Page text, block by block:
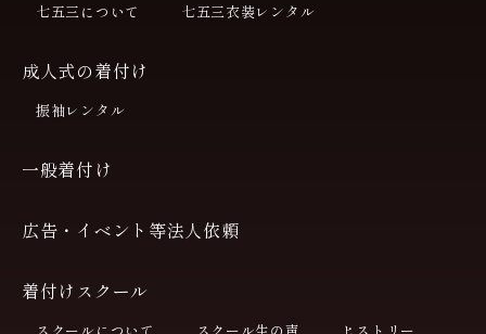
七五三について 七五三衣装レンタル
成人式の着付け
振袖レンタル
一般着付け
広告・イベント等法人依頼
着付けスクール